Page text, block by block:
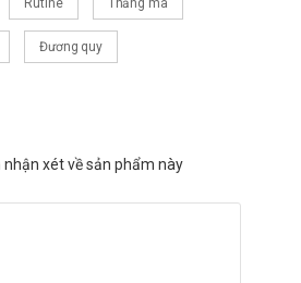
Rutine Thăng ma
Đương quy
xét về sản phẩm này